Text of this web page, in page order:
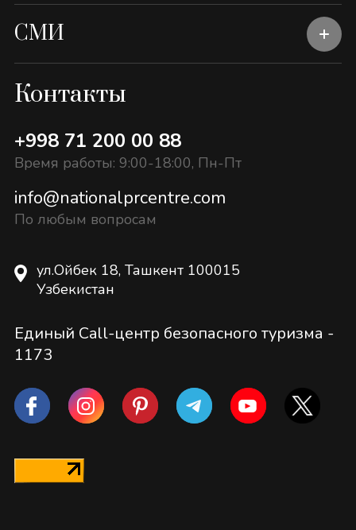
СМИ
Контакты
+998 71 200 00 88
Время работы: 9:00-18:00, Пн-Пт
info@nationalprcentre.com
По любым вопросам
ул.Ойбек 18, Ташкент 100015
Узбекистан
Единый Call-центр безопасного туризма -
1173